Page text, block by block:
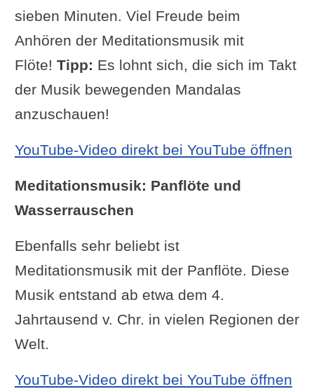
sieben Minuten. Viel Freude beim
Anhören der Meditationsmusik mit
Flöte! Tipp: Es lohnt sich, die sich im Takt
der Musik bewegenden Mandalas
anzuschauen!
YouTube-Video direkt bei YouTube öffnen
Meditationsmusik: Panflöte und
Wasserrauschen
Ebenfalls sehr beliebt ist
Meditationsmusik mit der Panflöte. Diese
Musik entstand ab etwa dem 4.
Jahrtausend v. Chr. in vielen Regionen der
Welt.
YouTube-Video direkt bei YouTube öffnen